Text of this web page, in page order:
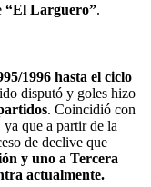
“El Larguero”.
1996 hasta el ciclo
disputó y goles hizo
. Coincidió con
ya que a partir de la
de declive que
y uno a Tercera
actualmente.